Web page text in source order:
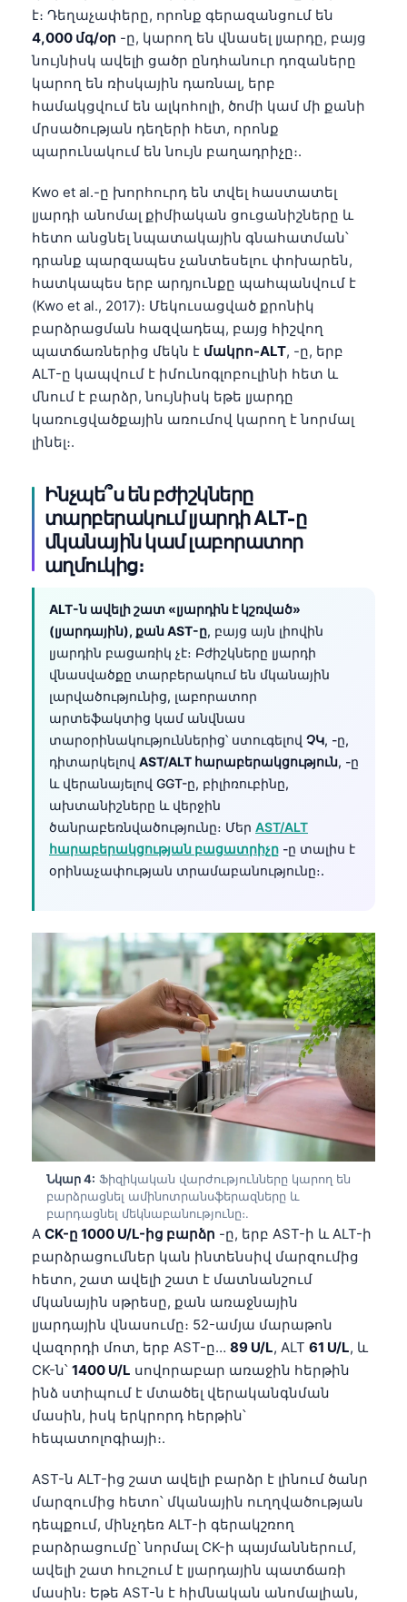
է։ Դեղաչափերը, որոնք գերազանցում են
4,000 մգ/օր -ը, կարող են վնասել լյարդը, բայց
նույնիսկ ավելի ցածր ընդհանուր դոզաները
կարող են ռիսկային դառնալ, երբ
համակցվում են ալկոհոլի, ծոմի կամ մի քանի
մրսածության դեղերի հետ, որոնք
պարունակում են նույն բաղադրիչը։.
Kwo et al.-ը խորհուրդ են տվել հաստատել
լյարդի անոմալ քիմիական ցուցանիշները և
հետո անցնել նպատակային գնահատման՝
դրանք պարզապես չանտեսելու փոխարեն,
հատկապես երբ արդյունքը պահպանվում է
(Kwo et al., 2017)։ Մեկուսացված քրոնիկ
բարձրացման հազվադեպ, բայց հիշվող
պատճառներից մեկն է մակրո-ALT, -ը, երբ
ALT-ը կապվում է իմունոգլոբուլինի հետ և
մնում է բարձր, նույնիսկ եթե լյարդը
կառուցվածքային առումով կարող է նորմալ
լինել։.
Ինչպե՞ս են բժիշկները
տարբերակում լյարդի ALT-ը
մկանային կամ լաբորատոր
աղմուկից։
ALT-ն ավելի շատ «լյարդին է կշռված»
(լյարդային), քան AST-ը, բայց այն լիովին
լյարդին բացառիկ չէ։ Բժիշկները լյարդի
վնասվածքը տարբերակում են մկանային
լարվածությունից, լաբորատոր
արտեֆակտից կամ անվնաս
տարօրինակություններից՝ ստուգելով ՉԿ, -ը,
դիտարկելով AST/ALT հարաբերակցություն, -ը
և վերանայելով GGT-ը, բիլիռուբինը,
ախտանիշները և վերջին
ծանրաբեռնվածությունը։ Մեր AST/ALT
հարաբերակցության բացատրիչը -ը տալիս է
օրինաչափության տրամաբանությունը։.
Նկար 4: Ֆիզիկական վարժությունները կարող են
բարձրացնել ամինոտրանսֆերազները և
բարդացնել մեկնաբանությունը։.
A CK-ը 1000 U/L-ից բարձր -ը, երբ AST-ի և ALT-ի
բարձրացումներ կան ինտենսիվ մարզումից
հետո, շատ ավելի շատ է մատնանշում
մկանային սթրեսը, քան առաջնային
լյարդային վնասումը։ 52-ամյա մարաթոն
վազորդի մոտ, երբ AST-ը… 89 U/L, ALT 61 U/L, և
CK-ն՝ 1400 U/L սովորաբար առաջին հերթին
ինձ ստիպում է մտածել վերականգնման
մասին, իսկ երկրորդ հերթին՝
հեպատոլոգիայի։.
AST-ն ALT-ից շատ ավելի բարձր է լինում ծանր
մարզումից հետո՝ մկանային ուղղվածության
դեպքում, մինչդեռ ALT-ի գերակշռող
բարձրացումը՝ նորմալ CK-ի պայմաններում,
ավելի շատ հուշում է լյարդային պատճառի
մասին։ Եթե AST-ն է հիմնական անոմալիան,
Suomi
Hrvatski
Slovenčina
سنڌي
සිංහල
অসমীয়া
Galego
Latviešu valoda
Македонски јазик
Euskara
Gàidhlig
Occitan
العربية المغربية
Afrikaans
Монгол
ພາສາລາວ
Basa Jawa
Cebuano
ئۇيغۇرچە
Кыргызча
Esperanto
Frysk
Ślōnskŏ gŏdka
Norsk bokmål